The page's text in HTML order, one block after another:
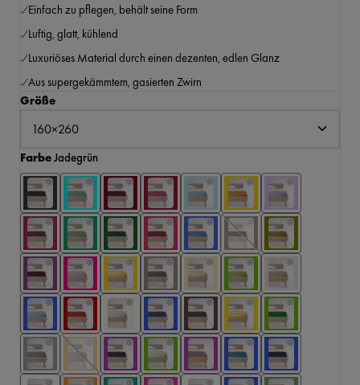
Einfach zu pflegen, behält seine Form
Luftig, glatt, kühlend
Luxuriöses Material durch einen dezenten, edlen Glanz
Aus supergekämmtem, gasierten Zwirn
Größeauswählen
Farbeauswählen
Jadegrün